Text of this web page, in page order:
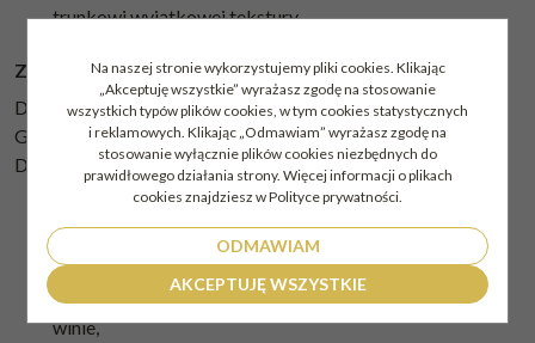
trunkowi wyjątkowej tekstury.
Zastosowanie kulinarne: owoce i lekkie wypieki
Dzięki swojej charakterystycznej słodyczy, Fragolino La
Gioiosa jest wyśmienitym kompanem dla świata deserów.
Doskonale komponuje się z:
kruchymi ciasteczkami oraz wypiekami bez ciężkich
kremów,
świeżymi truskawkami serwowanymi w czerwonym
winie,
Na naszej stronie wykorzystujemy pliki cookies. Klikając
„Akceptuję wszystkie” wyrażasz zgodę na stosowanie
wszystkich typów plików cookies, w tym cookies statystycznych
i reklamowych. Klikając „Odmawiam” wyrażasz zgodę na
stosowanie wyłącznie plików cookies niezbędnych do
prawidłowego działania strony. Więcej informacji o plikach
cookies znajdziesz w Polityce prywatności.
ODMAWIAM
AKCEPTUJĘ WSZYSTKIE